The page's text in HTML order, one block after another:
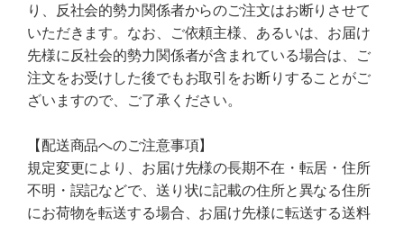
り、反社会的勢力関係者からのご注文はお断りさせて
いただきます。なお、ご依頼主様、あるいは、お届け
先様に反社会的勢力関係者が含まれている場合は、ご
注文をお受けした後でもお取引をお断りすることがご
ざいますので、ご了承ください。
【配送商品へのご注意事項】
規定変更により、お届け先様の長期不在・転居・住所
不明・誤記などで、送り状に記載の住所と異なる住所
にお荷物を転送する場合、お届け先様に転送する送料